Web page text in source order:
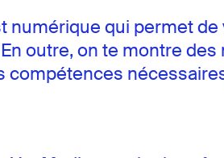
qui permet
outre, on te montre
compétences